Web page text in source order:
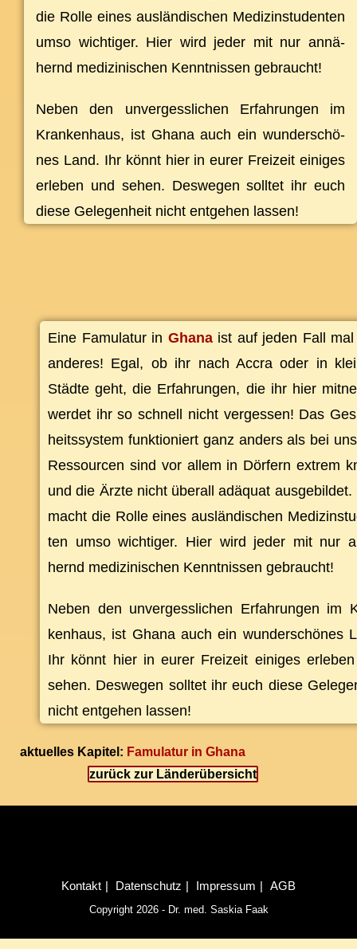
die Rol­le ei­nes aus­län­di­schen Me­di­zin­stu­den­ten
um­so wich­ti­ger. Hier wird je­der mit nur an­nä­
hernd me­di­zi­ni­schen Kennt­nis­sen gebraucht!
Ne­ben den un­ver­gess­li­chen Er­fah­run­gen im
Kran­ken­haus, ist Gha­na auch ein wun­der­schö­
nes Land. Ihr könnt hier in eu­rer Frei­zeit ei­ni­ges
er­le­ben und se­hen. Des­we­gen soll­tet ihr euch
die­se Ge­le­gen­heit nicht ent­ge­hen lassen!
Ei­ne Famu­la­tur in Gha­naist auf je­den Fall mal
an­de­res! Egal, ob ihr nach Ac­cra oder in
Städ­te geht, die Er­fah­run­gen, die ihr hier
wer­det ihr so schnell nicht ver­ges­sen! Das
heits­sys­tem funk­tio­niert ganz an­ders als bei
Res­sour­cen sind vor al­lem in Dör­fern ex­trem
und die Ärz­te nicht über­all ad­äquat aus­ge­bil­det.
macht die Rol­le ei­nes aus­län­di­schen
ten um­so wich­ti­ger. Hier wird je­der mit nur
hernd me­di­zi­ni­schen Kennt­nis­sen gebraucht!
Ne­ben den un­ver­gess­li­chen Er­fah­run­gen im
ken­haus, ist Gha­na auch ein wun­der­schö­nes
Ihr könnt hier in eu­rer Frei­zeit ei­ni­ges
se­hen. Des­we­gen soll­tet ihr euch die­se
nicht ent­ge­hen lassen!
ak­tu­el­les Ka­pi­tel: Famu­la­tur in Ghana
zu­rück zur Länderübersicht
Kon­takt Da­ten­schutz Im­pres­sum AGB
Copyright 2026 - Dr. med. Saskia Faak